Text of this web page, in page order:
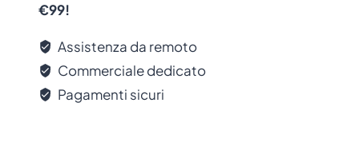
€99!
Assistenza da remoto
Commerciale dedicato
Pagamenti sicuri